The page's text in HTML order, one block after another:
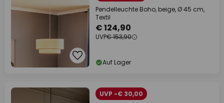
Pendelleuchte Boho, beige, Ø 45 cm,
Textil
€ 124,90
UVP€ 153,90
Auf Lager
UVP -€ 30,00